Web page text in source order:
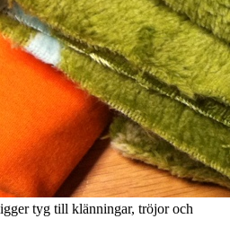
tyg till klänningar, tröjor och